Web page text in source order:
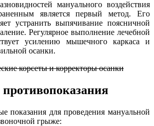
мануального воздействия
является первый метод. Его
устранить выпячивание поясничной
Регулярное выполнение лечебной
усилению мышечного каркаса и
осанки.
корсеты и корректоры осанки
показания для проведения мануальной
грыже: